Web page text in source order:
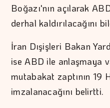
Boğazı'nın açılarak
derhal kaldırılacağını
İran Dışişleri Bakan
ise ABD ile anlaşmaya
mutabakat zaptının 19
imzalanacağını belirtti.